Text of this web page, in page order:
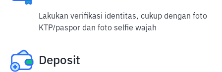
Lakukan verifikasi identitas, cukup dengan foto
KTP/paspor dan foto selfie wajah
Deposit